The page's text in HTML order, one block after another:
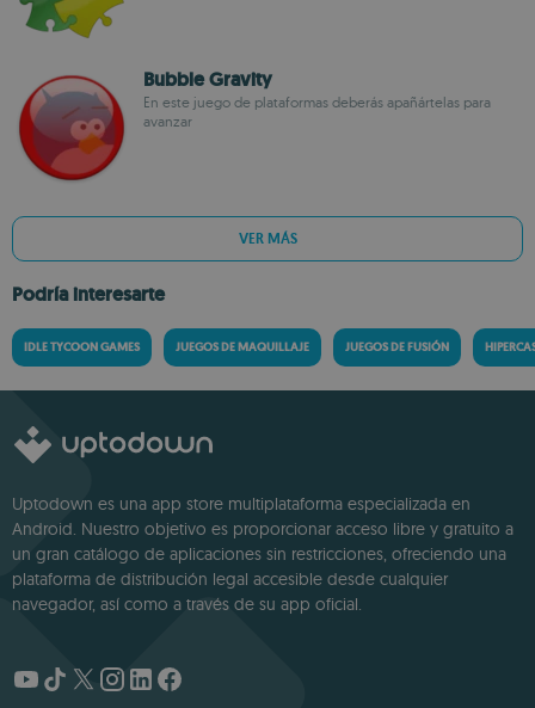
Bubble Gravity
En este juego de plataformas deberás apañártelas para
avanzar
VER MÁS
Podría interesarte
IDLE TYCOON GAMES JUEGOS DE MAQUILLAJE JUEGOS DE FUSIÓN
Uptodown es una app store multiplataforma especializada en
Android. Nuestro objetivo es proporcionar acceso libre y gratuito a
un gran catálogo de aplicaciones sin restricciones, ofreciendo una
plataforma de distribución legal accesible desde cualquier
navegador, así como a través de su app oficial.